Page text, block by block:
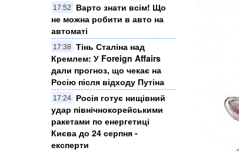
17:52
Варто знати всім! Що
не можна робити в авто на
автоматі
17:38 Тінь Сталіна над
Кремлем: У Foreign Affairs
дали прогноз, що чекає на
Росію після відходу Путіна
17:24
Росія готує нищівний
удар північнокорейськими
ракетами по енергетиці
Києва до 24 серпня -
експерти